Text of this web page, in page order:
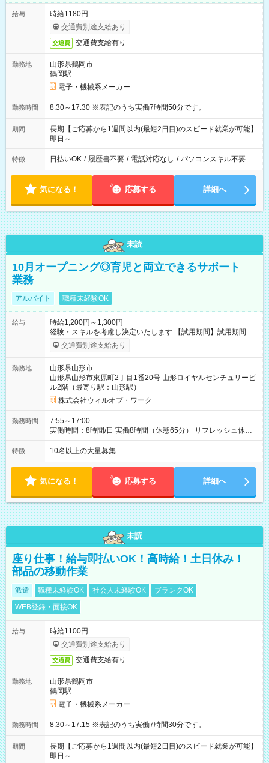
給与
時給1180円
交通費別途支給あり
交通費 交通費支給有り
勤務地
山形県鶴岡市
鶴岡駅
電子・機械系メーカー
勤務時間 8:30～17:30 ※表記のうち実働7時間50分です。
期間
長期【ご応募から1週間以内(最短2日目)のスピード就業が可能】
即日～
特徴 日払いOK / 履歴書不要 / 電話対応なし / パソコンスキル不要
気になる！ 応募する 詳細へ
未読
10月オープニング◎育児と両立できるサポート
業務
アルバイト 職種未経験OK
給与
時給1,200円～1,300円
経験・スキルを考慮し決定いたします 【試用期間】試用期間あ
り 試用期間の長さ：1ヶ月 雇用形態、給与は本採用時と同じで
す。
交通費別途支給あり
勤務地
山形県山形市
山形県山形市東原町2丁目1番20号 山形ロイヤルセンチュリービ
ル2階（最寄り駅：山形駅）
株式会社ウィルオブ・ワーク
勤務時間
7:55～17:00
実働時間：8時間/日 実働8時間（休憩65分） リフレッシュ休憩
あり（有給） 残業月5～10時間未満
特徴 10名以上の大量募集
気になる！ 応募する 詳細へ
未読
座り仕事！給与即払いOK！高時給！土日休み！
部品の移動作業
派遣 職種未経験OK 社会人未経験OK
ブランクOK
WEB登録・面接OK
給与
時給1100円
交通費別途支給あり
交通費 交通費支給有り
勤務地
山形県鶴岡市
鶴岡駅
電子・機械系メーカー
勤務時間 8:30～17:15 ※表記のうち実働7時間30分です。
期間
長期【ご応募から1週間以内(最短2日目)のスピード就業が可能】
即日～